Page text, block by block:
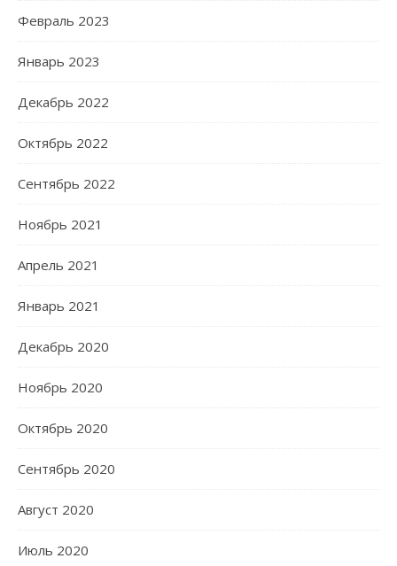
Февраль 2023
Январь 2023
Декабрь 2022
Октябрь 2022
Сентябрь 2022
Ноябрь 2021
Апрель 2021
Январь 2021
Декабрь 2020
Ноябрь 2020
Октябрь 2020
Сентябрь 2020
Август 2020
Июль 2020